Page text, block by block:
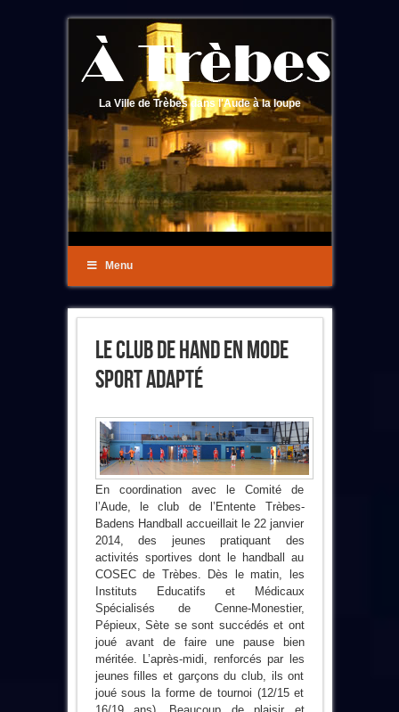
La Ville de Trèbes dans l'Aude à la loupe
Menu
Le Club De Hand En Mode
Sport Adapté
En coordination avec le Comité de
l’Aude, le club de l’Entente Trèbes-
Badens Handball accueillait le 22 janvier
2014, des jeunes pratiquant des
activités sportives dont le handball au
COSEC de Trèbes. Dès le matin, les
Instituts Educatifs et Médicaux
Spécialisés de Cenne-Monestier,
Pépieux, Sète se sont succédés et ont
joué avant de faire une pause bien
méritée. L’après-midi, renforcés par les
jeunes filles et garçons du club, ils ont
joué sous la forme de tournoi (12/15 et